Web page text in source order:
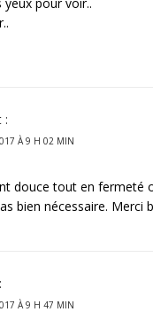
:
À 9 H 02 MIN
douce tout en fermeté
bien nécessaire. Merci
À 9 H 47 MIN